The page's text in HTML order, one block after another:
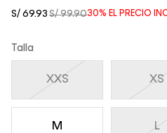
30% EL PRECIO
S/ 99.90
S/ 69.93
Talla
L
M
XS
XXS